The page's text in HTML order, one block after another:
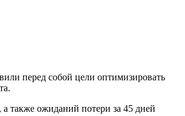
перед собой цели оптимизировать
также ожиданий потери за 45 дней